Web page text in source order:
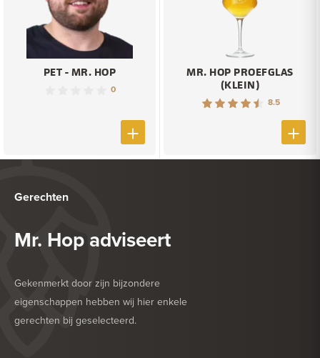
PET - MR. HOP
0
MR. HOP PROEFGLAS
(KLEIN)
8.5
Gerechten
Mr. Hop adviseert
Gekenmerkt door zijn bijzondere
eigenschappen hebben wij hier enkele
gerechten bij geselecteerd.
HEERLIJK BIJ